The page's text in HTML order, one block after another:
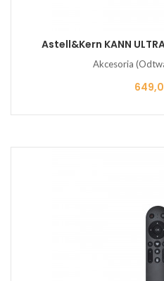
Astell&Kern KANN
Akcesoria
Cena